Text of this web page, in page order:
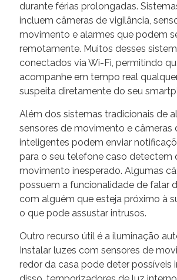
durante férias prolongadas.
incluem câmeras de vigilância,
movimento e alarmes que podem
remotamente. Muitos desses
conectados via Wi-Fi, permitindo
acompanhe em tempo real
suspeita diretamente do seu
Além dos sistemas tradicionais de
sensores de movimento e câmeras
inteligentes podem enviar
para o seu telefone caso detectem
movimento inesperado. Algumas
possuem a funcionalidade de falar
com alguém que esteja próximo à
o que pode assustar intrusos.
Outro recurso útil é a iluminação
Instalar luzes com sensores de
redor da casa pode deter possíveis